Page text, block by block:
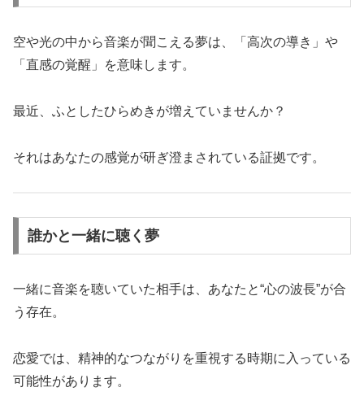
空や光の中から音楽が聞こえる夢は、「高次の導き」や
「直感の覚醒」を意味します。
最近、ふとしたひらめきが増えていませんか？
それはあなたの感覚が研ぎ澄まされている証拠です。
誰かと一緒に聴く夢
一緒に音楽を聴いていた相手は、あなたと“心の波長”が合
う存在。
恋愛では、精神的なつながりを重視する時期に入っている
可能性があります。